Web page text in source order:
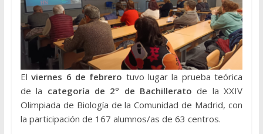
Elviernes 6 de febrero tuvo lugar la prueba teórica
de la categoría de 2º de Bachillerato de la XXIV
Olimpiada de Biología de la Comunidad de Madrid, con
la participación de 167 alumnos/as de 63 centros.